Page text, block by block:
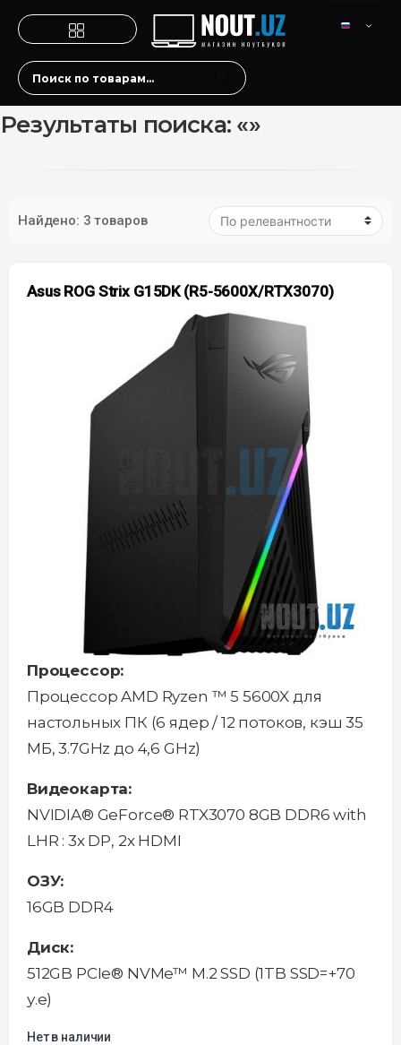
Результаты поиска: «»
Найдено: 3 товаров
Asus ROG Strix G15DK (R5-5600X/RTX3070)
Процессор:
Процессор AMD Ryzen ™ 5 5600X для
настольных ПК (6 ядер / 12 потоков, кэш 35
МБ, 3.7GHz до 4,6 GHz)
Видеокарта:
NVIDIA® GeForce® RTX3070 8GB DDR6 with
LHR : 3x DP, 2x HDMI
ОЗУ:
16GB DDR4
Диск:
512GB PCIe® NVMe™ M.2 SSD (1TB SSD=+70
у.е)
Нет в наличии